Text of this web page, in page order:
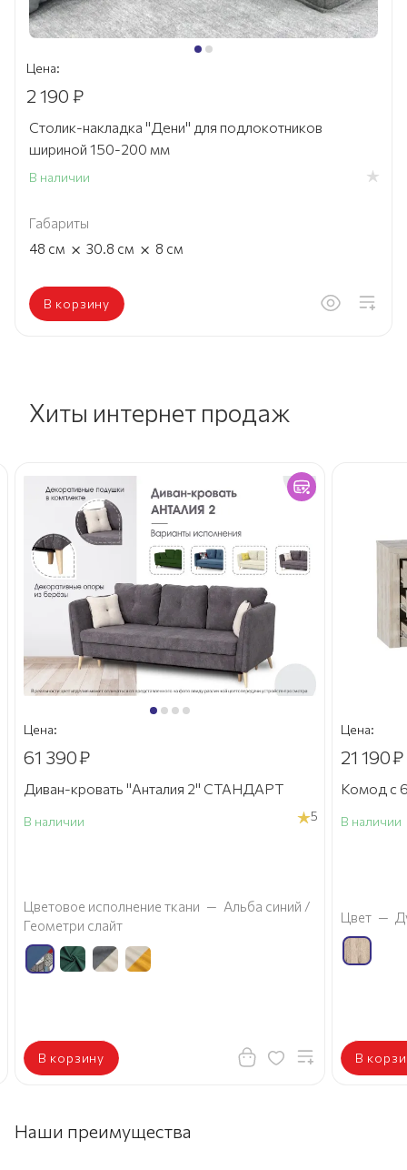
Цена:
2 190 ₽
Столик-накладка "Дени" для подлокотников
шириной 150-200 мм
В наличии
Габариты
48 см × 30.8 см × 8 см
В корзину
Хиты интернет продаж
Цена:
61 390₽
Диван-кровать "Анталия 2" СТАНДАРТ
В наличии 5
Цветовое исполнение ткани — Альба синий /
Геометри слайт
В корзину
Цена:
21 190₽
Комод с
В наличии
Цвет —
В
Наши преимущества